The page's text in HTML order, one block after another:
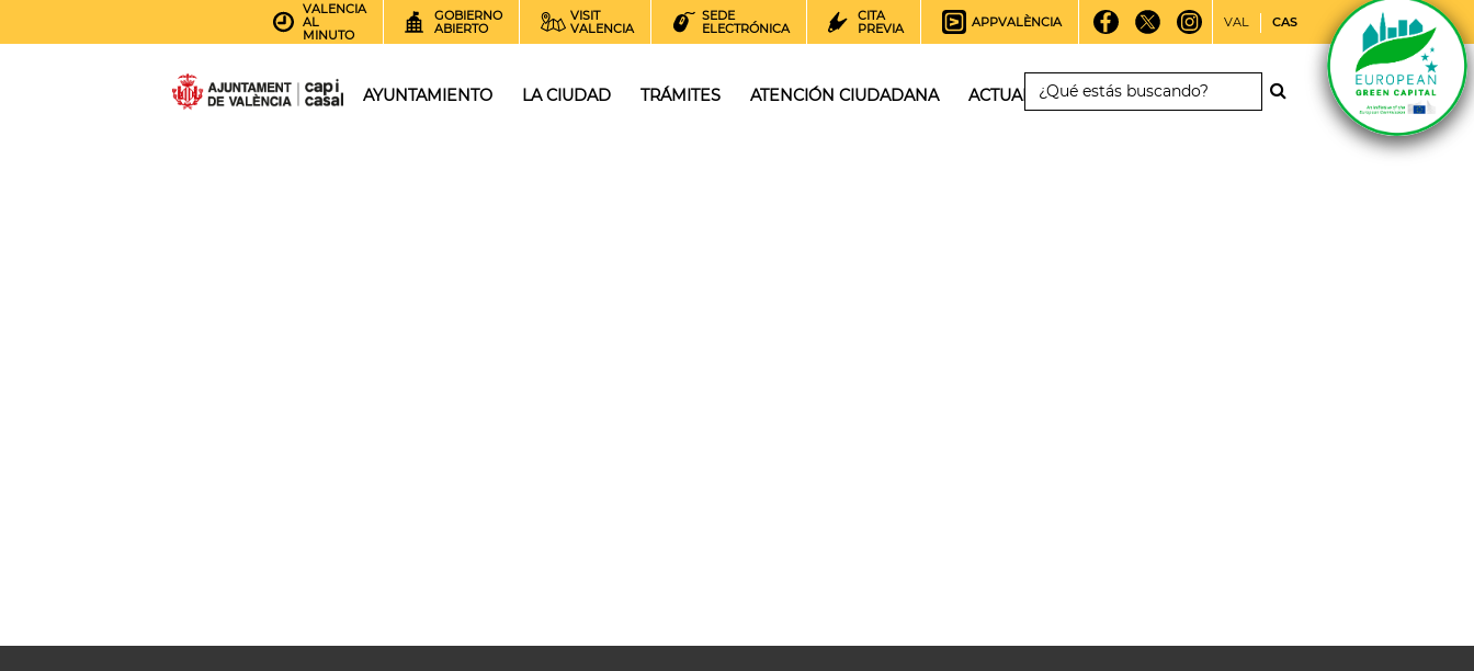
VALENCIA
AL
MINUTO
GOBIERNO
ABIERTO
VISIT
VALENCIA
SEDE
ELECTRÓNICA
CITA
PREVIA
APPVALÈNCIA VAL CAS
AYUNTAMIENTO LA CIUDAD TRÁMITES ATENCIÓN CIUDADANA ACTUALIDAD